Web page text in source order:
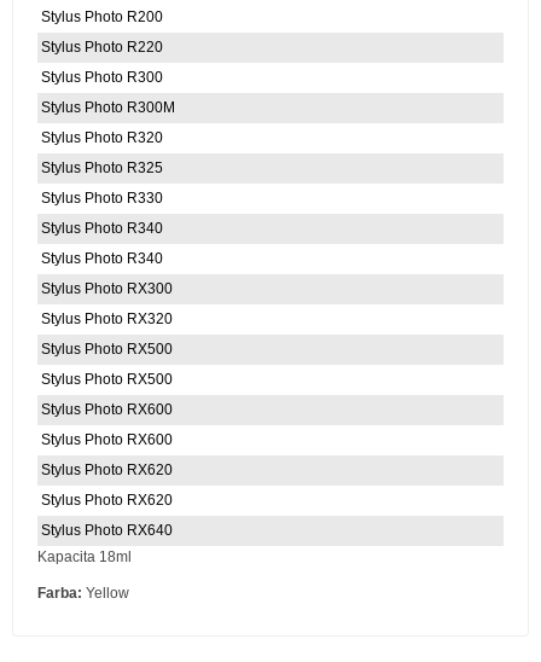
Stylus Photo R200
Stylus Photo R220
Stylus Photo R300
Stylus Photo R300M
Stylus Photo R320
Stylus Photo R325
Stylus Photo R330
Stylus Photo R340
Stylus Photo R340
Stylus Photo RX300
Stylus Photo RX320
Stylus Photo RX500
Stylus Photo RX500
Stylus Photo RX600
Stylus Photo RX600
Stylus Photo RX620
Stylus Photo RX620
Stylus Photo RX640
Kapacita 18ml
Farba: Yellow